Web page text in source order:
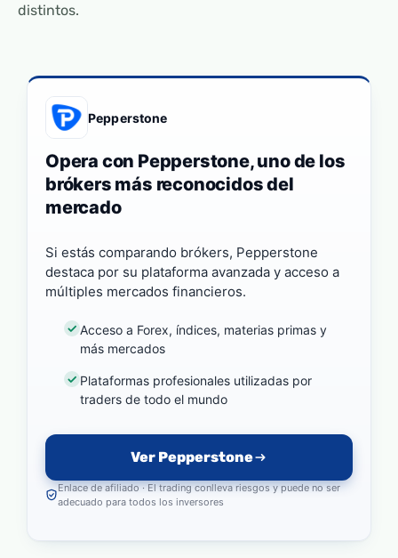
distintos.
Pepperstone
Opera con Pepperstone, uno de los
brókers más reconocidos del
mercado
Si estás comparando brókers, Pepperstone
destaca por su plataforma avanzada y acceso a
múltiples mercados financieros.
Acceso a Forex, índices, materias primas y
más mercados
Plataformas profesionales utilizadas por
traders de todo el mundo
Ver Pepperstone
Enlace de afiliado · El trading conlleva riesgos y puede no ser
adecuado para todos los inversores